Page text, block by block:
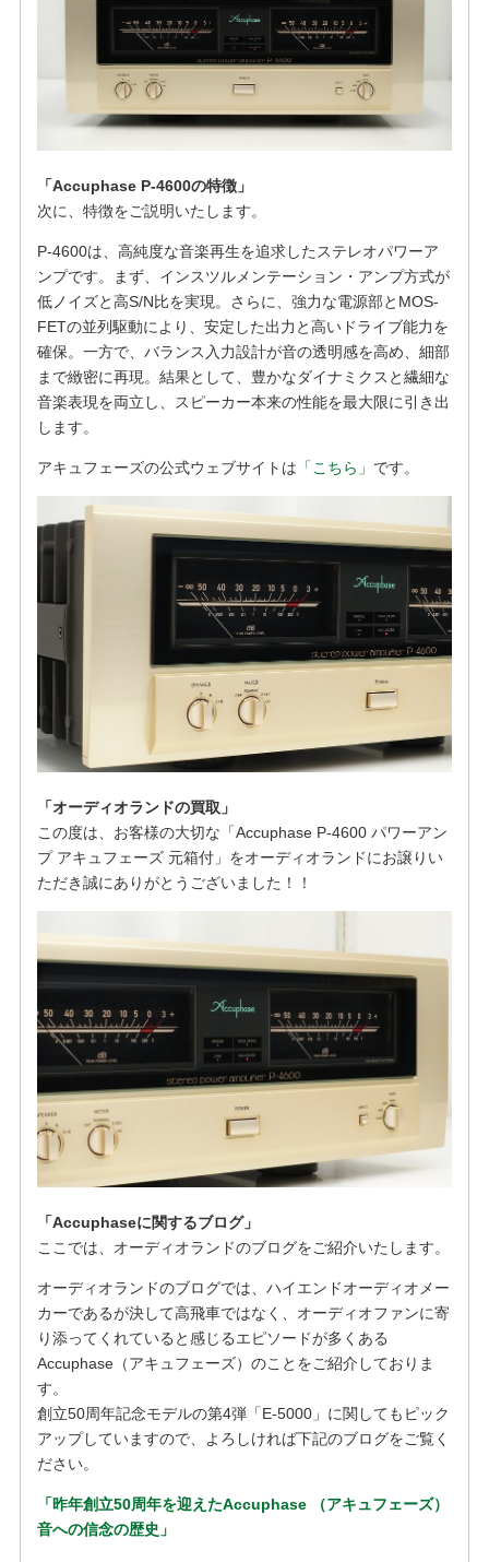
「Accuphase P-4600の特徴」
次に、特徴をご説明いたします。
P-4600は、高純度な音楽再生を追求したステレオパワーア
ンプです。まず、インスツルメンテーション・アンプ方式が
低ノイズと高S/N比を実現。さらに、強力な電源部とMOS-
FETの並列駆動により、安定した出力と高いドライブ能力を
確保。一方で、バランス入力設計が音の透明感を高め、細部
まで緻密に再現。結果として、豊かなダイナミクスと繊細な
音楽表現を両立し、スピーカー本来の性能を最大限に引き出
します。
アキュフェーズの公式ウェブサイトは 「こちら」 です。
「オーディオランドの買取」
この度は、お客様の大切な「Accuphase P-4600 パワーアン
プ アキュフェーズ 元箱付」をオーディオランドにお譲りい
ただき誠にありがとうございました！！
「Accuphaseに関するブログ」
ここでは、オーディオランドのブログをご紹介いたします。
オーディオランドのブログでは、ハイエンドオーディオメー
カーであるが決して高飛車ではなく、オーディオファンに寄
り添ってくれていると感じるエピソードが多くある
Accuphase（アキュフェーズ）のことをご紹介しておりま
す。
創立50周年記念モデルの第4弾「E-5000」に関してもピック
アップしていますので、よろしければ下記のブログをご覧く
ださい。
「昨年創立50周年を迎えたAccuphase （アキュフェーズ）
音への信念の歴史」